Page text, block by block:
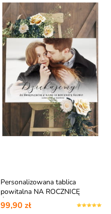
Personalizowana tablica
powitalna NA ROCZNICĘ
ŚLUBU
99,90 zł